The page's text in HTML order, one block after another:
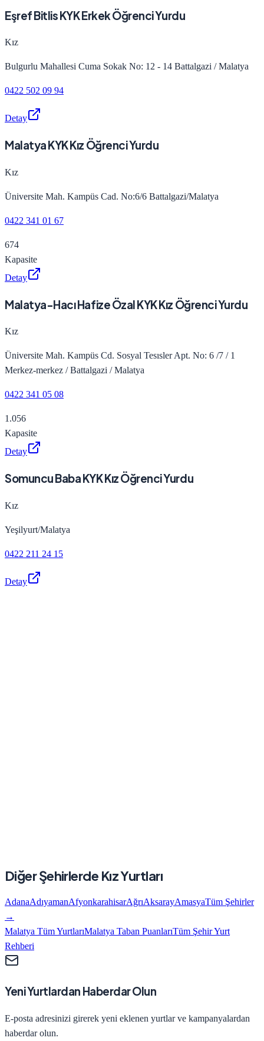
Eşref Bitlis KYK Erkek Öğrenci Yurdu
Kız
Bulgurlu Mahallesi Cuma Sokak No: 12 - 14 Battalgazi / Malatya
0422 502 09 94
Detay
Malatya KYK Kız Öğrenci Yurdu
Kız
Üniversite Mah. Kampüs Cad. No:6/6 Battalgazi/Malatya
0422 341 01 67
674
Kapasite
Detay
Malatya-Hacı Hafize Özal KYK Kız Öğrenci Yurdu
Kız
Üniversite Mah. Kampüs Cd. Sosyal Tesısler Apt. No: 6 /7 / 1
Merkez-merkez / Battalgazi / Malatya
0422 341 05 08
1.056
Kapasite
Detay
Somuncu Baba KYK Kız Öğrenci Yurdu
Kız
Yeşilyurt/Malatya
0422 211 24 15
Detay
Diğer Şehirlerde KızYurtları
AdanaAdıyamanAfyonkarahisarAğrıAksarayAmasyaTüm Şehirler
→
Malatya Tüm YurtlarıMalatya Taban PuanlarıTüm Şehir Yurt
Rehberi
Yeni Yurtlardan Haberdar Olun
E-posta adresinizi girerek yeni eklenen yurtlar ve kampanyalardan
haberdar olun.